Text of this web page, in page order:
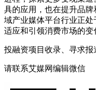
具的应用，也在提升品
域产业媒体平台行业正
适应和引领消费市场的变
投融资项目收录、寻求报
请联系艾媒网编辑微信